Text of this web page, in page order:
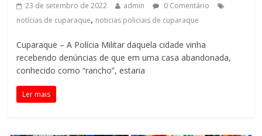
23 de setembro de 2022 admin
0 Comentário
notícias de cuparaque, noticias policiais de cuparaque
Cuparaque – A Polícia Militar daquela cidade vinha
recebendo denúncias de que em uma casa abandonada,
conhecido como “rancho”, estaria
Ler mais